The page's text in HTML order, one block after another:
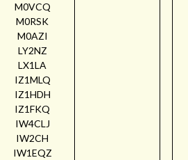
M0VCQ
M0RSK
M0AZI
LY2NZ
LX1LA
IZ1MLQ
IZ1HDH
IZ1FKQ
IW4CLJ
IW2CH
IW1EQZ